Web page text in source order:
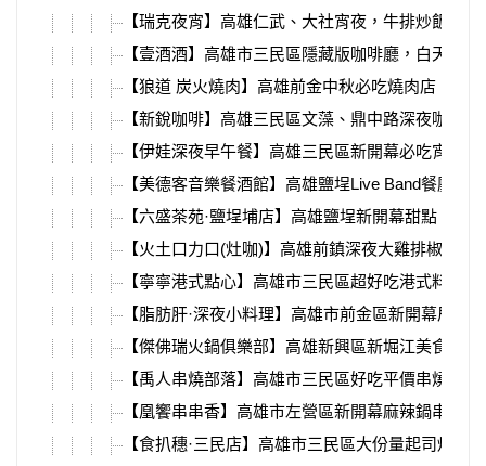
【瑞克夜宵】高雄仁武、大社宵夜，牛排炒飯、
【壹酒酒】高雄市三民區隱藏版咖啡廳，白天到
【狼道 炭火燒肉】高雄前金中秋必吃燒肉店，活
【新銳咖啡】高雄三民區文藻、鼎中路深夜咖啡
【伊娃深夜早午餐】高雄三民區新開幕必吃宵夜
【美德客音樂餐酒館】高雄鹽埕Live Band餐廳，
【六盛茶苑·鹽埕埔店】高雄鹽埕新開幕甜點，必
【火土口力口(灶咖)】高雄前鎮深夜大雞排椒麻雞
【寧寧港式點心】高雄市三民區超好吃港式料理
【脂肪肝·深夜小料理】高雄市前金區新開幕居酒
【傑佛瑞火鍋俱樂部】高雄新興區新堀江美食，
【禹人串燒部落】高雄市三民區好吃平價串燒店
【凰饗串串香】高雄市左營區新開幕麻辣鍋串串
【食扒穗·三民店】高雄市三民區大份量起司炒泡